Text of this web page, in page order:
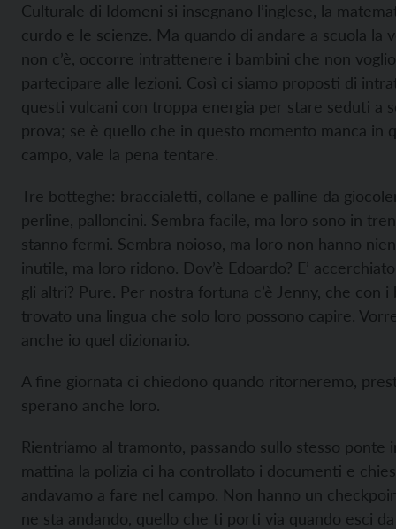
Culturale di Idomeni si insegnano l’inglese, la
curdo e le scienze. Ma quando di andare a scuola la
non c’è, occorre intrattenere i bambini che non
partecipare alle lezioni. Così ci siamo proposti di
questi vulcani con troppa energia per stare seduti a
prova; se è quello che in questo momento manca in
campo, vale la pena tentare.
Tre botteghe: braccialetti, collane e palline da
perline, palloncini. Sembra facile, ma loro sono in
stanno fermi. Sembra noioso, ma loro non hanno
inutile, ma loro ridono. Dov’è Edoardo? E’
gli altri? Pure. Per nostra fortuna c’è Jenny, che con i
trovato una lingua che solo loro possono capire.
anche io quel dizionario.
A fine giornata ci chiedono quando ritorneremo,
sperano anche loro.
Rientriamo al tramonto, passando sullo stesso ponte
mattina la polizia ci ha controllato i documenti e
andavamo a fare nel campo. Non hanno un
ne sta andando, quello che ti porti via quando esci